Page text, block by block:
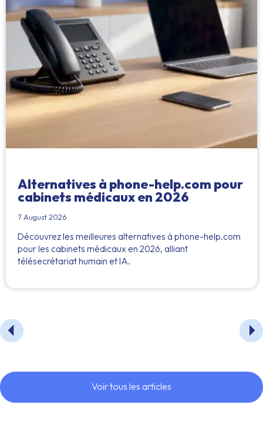
Alternatives à phone-help.com pour
cabinets médicaux en 2026
7 August 2026
Découvrez les meilleures alternatives à phone-help.com
pour les cabinets médicaux en 2026, alliant
télésecrétariat humain et IA.
Voir tous les articles